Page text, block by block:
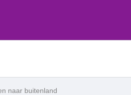
naar buitenland